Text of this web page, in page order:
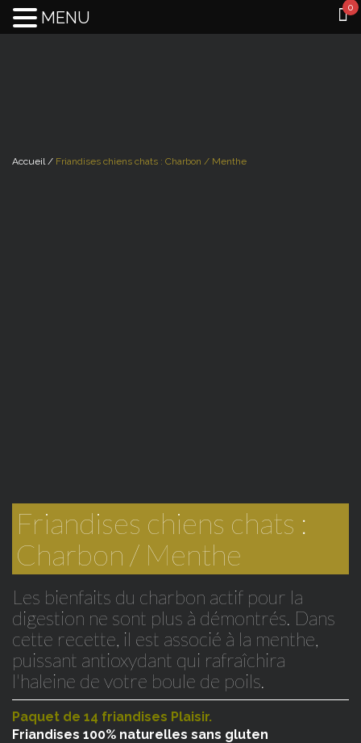
Accueil / Friandises chiens chats : Charbon / Menthe
Friandises chiens chats :
Charbon / Menthe
Les bienfaits du charbon actif pour la
digestion ne sont plus à démontrés. Dans
cette recette, il est associé à la menthe,
puissant antioxydant qui rafraîchira
l'haleine de votre boule de poils.
Paquet de 14 friandises Plaisir.
Friandises 100% naturelles sans gluten
0
MENU